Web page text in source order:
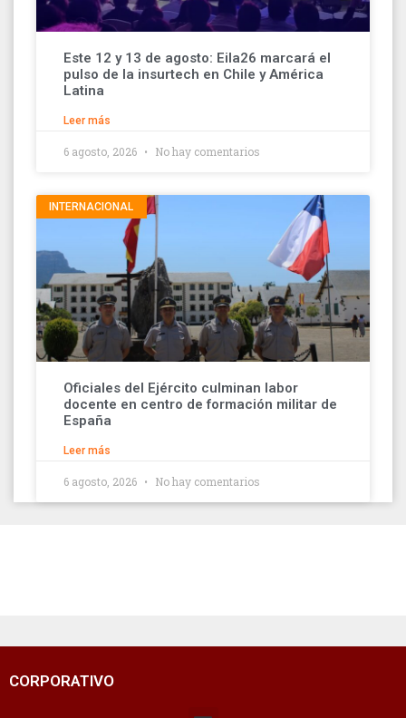
Este 12 y 13 de agosto: Eila26 marcará el
pulso de la insurtech en Chile y América
Latina
Leer más
6 agosto, 2026 No hay comentarios
INTERNACIONAL
Oficiales del Ejército culminan labor
docente en centro de formación militar de
España
Leer más
6 agosto, 2026 No hay comentarios
CORPORATIVO